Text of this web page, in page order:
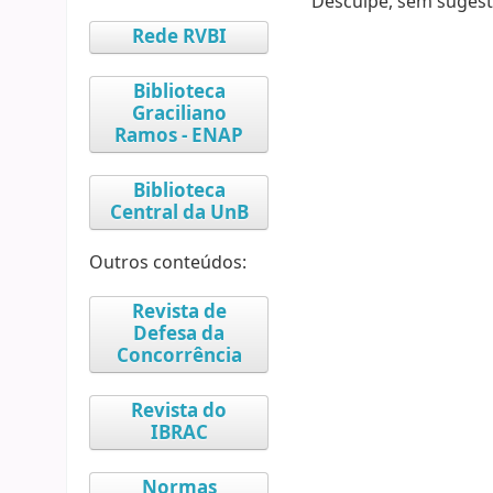
Rede RVBI
Biblioteca
Graciliano
Ramos - ENAP
Biblioteca
Central da UnB
Outros conteúdos:
Revista de
Defesa da
Concorrência
Revista do
IBRAC